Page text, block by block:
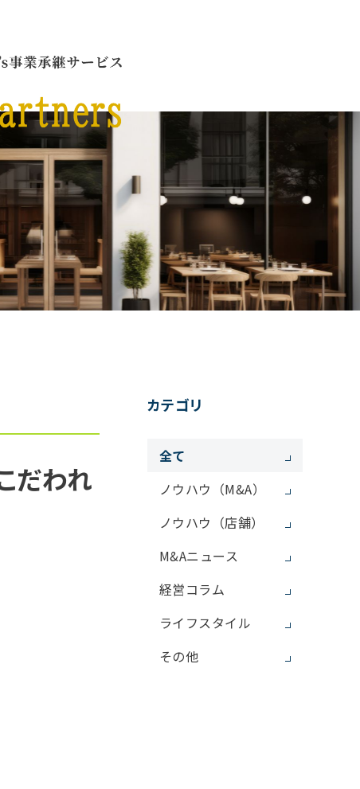
だわれ
カテゴリ
全て
ノウハウ（M&A）
ノウハウ（店舗）
M&Aニュース
経営コラム
ライフスタイル
その他